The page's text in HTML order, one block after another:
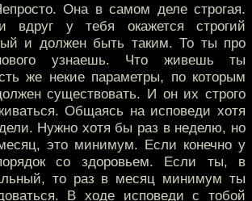
Она в самом деле строгая.
вдруг у тебя окажется строгий
и должен быть таким. То ты про
узнаешь. Что живешь ты
же некие параметры, по которым
существовать. И он их строго
Общаясь на исповеди хотя
Нужно хотя бы раз в неделю, но
это минимум. Если конечно у
со здоровьем. Если ты, в
то раз в месяц минимум ты
В ходе исповеди с тобой